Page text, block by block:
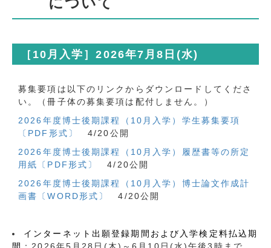
［10月入学］2026年7月8日(水)
募集要項は以下のリンクからダウンロードしてくださ
い。（冊子体の募集要項は配付しません。）
2026年度博士後期課程（10月入学）学生募集要項
〔PDF形式〕
4/20公開
2026年度博士後期課程（10月入学）履歴書等の所定
用紙〔PDF形式〕
4/20公開
2026年度博士後期課程（10月入学）博士論文作成計
画書〔WORD形式〕
4/20公開
インターネット出願登録期間および入学検定料払込期